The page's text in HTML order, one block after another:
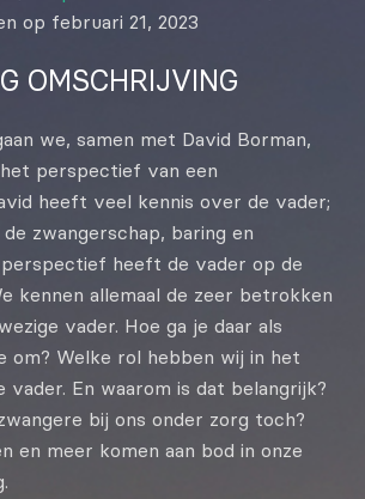
op februari 21, 2023
OMSCHRIJVING
we, samen met David Borman,
perspectief van een
heeft veel kennis over de vader;
zwangerschap, baring en
heeft de vader op de
kennen allemaal de zeer betrokken
vader. Hoe ga je daar als
om? Welke rol hebben wij in het
En waarom is dat belangrijk?
bij ons onder zorg toch?
en meer komen aan bod in onze